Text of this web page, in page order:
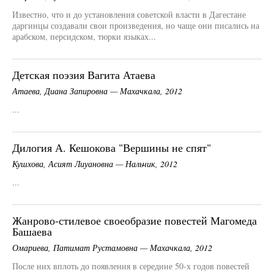
Известно, что и до установления советской власти в Дагестане
даргинцы создавали свои произведения, но чаще они писались на
арабском, персидском, тюрки языках...
Детская поэзия Вагита Атаева
Атаева, Диана Запировна — Махачкала, 2012
...
Дилогия А. Кешокова "Вершины не спят"
Кушхова, Асият Лиуановна — Нальчик, 2012
...
Жанрово-стилевое своеобразие повестей Магомеда
Башаева
Омариева, Патимат Рустамовна — Махачкала, 2012
После них вплоть до появления в середине 50-х годов повестей